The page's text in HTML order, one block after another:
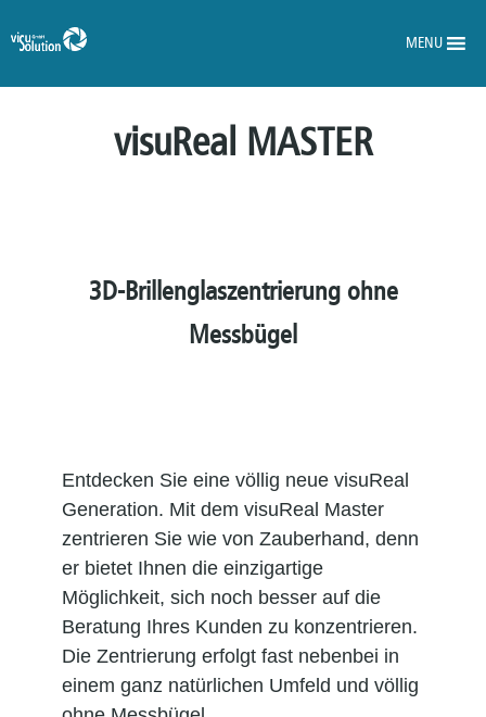
MENU
visuReal MASTER
3D-Brillenglaszentrierung ohne
Messbügel
Entdecken Sie eine völlig neue visuReal
Generation. Mit dem visuReal Master
zentrieren Sie wie von Zauberhand, denn
er bietet Ihnen die einzigartige
Möglichkeit, sich noch besser auf die
Beratung Ihres Kunden zu konzentrieren.
Die Zentrierung erfolgt fast nebenbei in
einem ganz natürlichen Umfeld und völlig